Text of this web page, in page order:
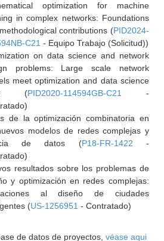
optimization for machine
in complex networks: Foundations
contributions (PID2024-
C21 - Equipo Trabajo (Solicitud))
on data science and network
problems: Large scale network
meet optimization and data science
(PID2020-114594GB-C21
-
de la optimización combinatoria en
modelos de redes complejas y
de datos (P18-FR-1422 -
resultados sobre los problemas de
y optimización en redes complejas:
al diseño de ciudades
(US-1256951 - Contratado)
de datos de proyectos, véase aqui